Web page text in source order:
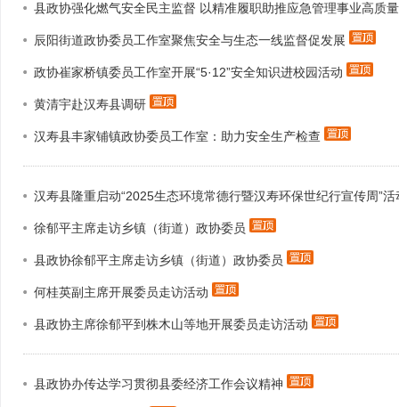
政协委员
政协机构
历届政协
其它会议
县政协强化燃气安全民主监督 以精准履职助推应急管理事业高质
辰阳街道政协委员工作室聚焦安全与生态一线监督促发展
政协崔家桥镇委员工作室开展“5·12”安全知识进校园活动
黄清宇赴汉寿县调研
汉寿县丰家铺镇政协委员工作室：助力安全生产检查
汉寿县隆重启动“2025生态环境常德行暨汉寿环保世纪行宣传周”
徐郁平主席走访乡镇（街道）政协委员
县政协徐郁平主席走访乡镇（街道）政协委员
何桂英副主席开展委员走访活动
县政协主席徐郁平到株木山等地开展委员走访活动
县政协办传达学习贯彻县委经济工作会议精神